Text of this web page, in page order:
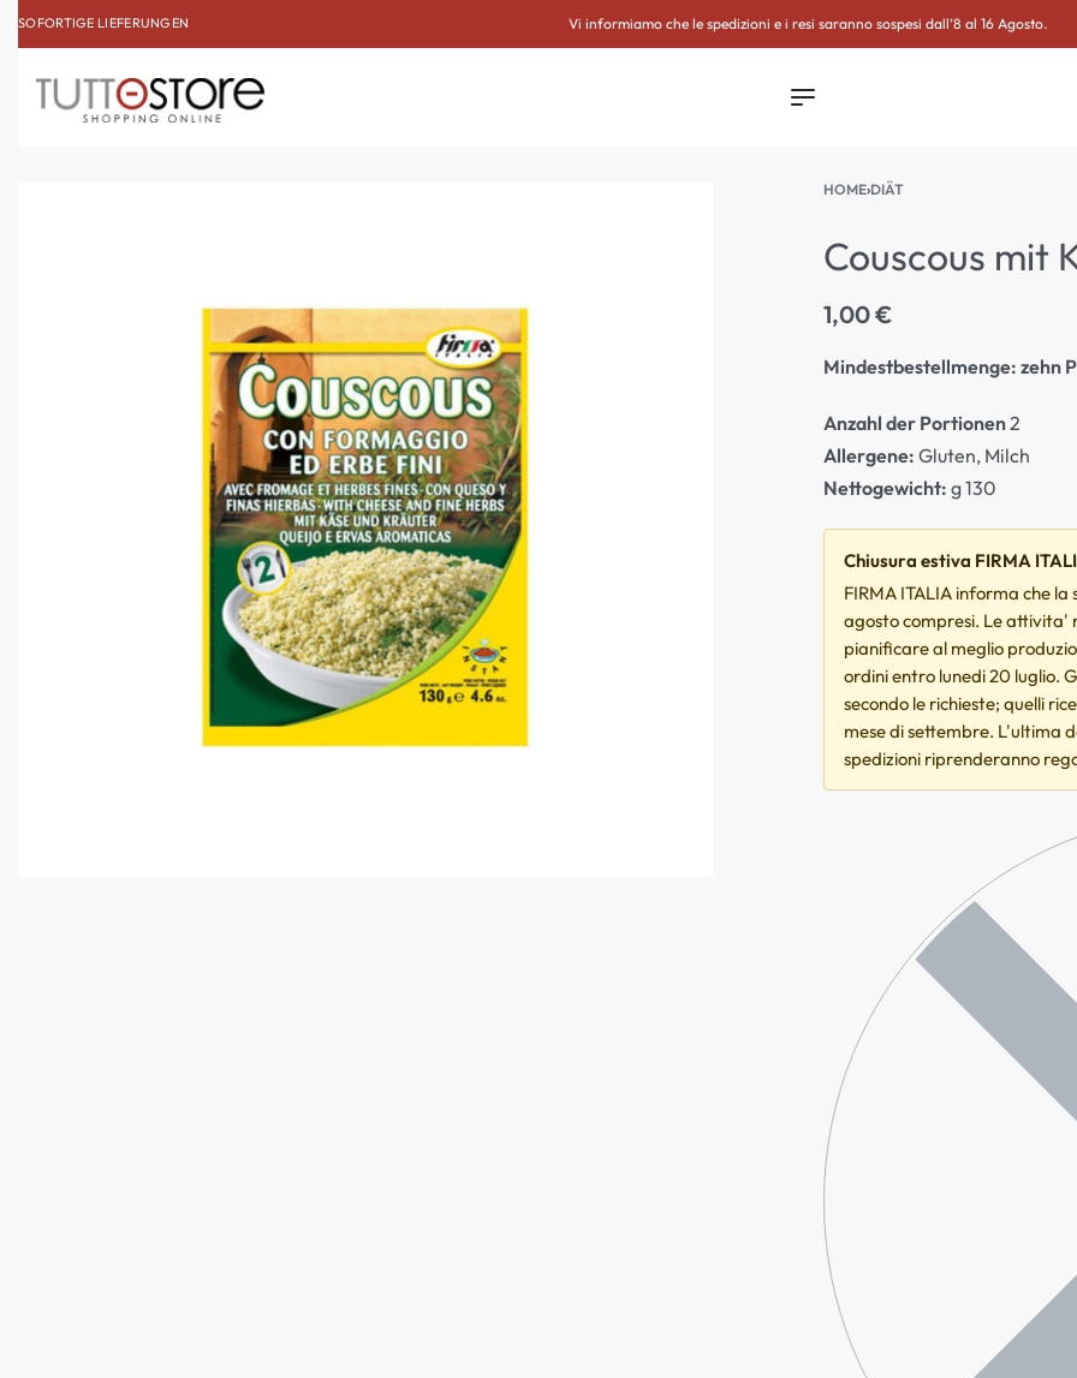
SOFORTIGE LIEFERUNGEN Vi informiamo che le spedizioni e i resi saranno sospesi dall’8 al 16 Agosto.
HOME›DIÄT
Couscous mit
1,00€
Mindestbestellmenge: zehn
Anzahl der Portionen 2
Allergene: Gluten, Milch
Nettogewicht: g 130
Chiusura estiva FIRMA
FIRMA ITALIA informa che
agosto compresi. Le attivita'
pianificare al meglio
ordini entro lunedi 20 luglio.
secondo le richieste; quelli
mese di settembre. L'ultima
spedizioni riprenderanno